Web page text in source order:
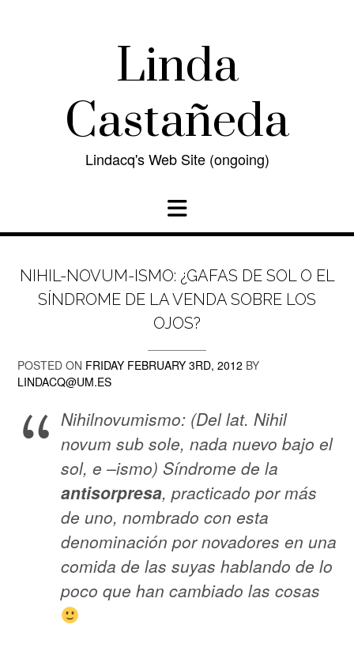
Linda
Castañeda
Lindacq's Web Site (ongoing)
NIHIL-NOVUM-ISMO: ¿GAFAS DE SOL O EL
SÍNDROME DE LA VENDA SOBRE LOS
OJOS?
POSTED ON FRIDAY FEBRUARY 3RD, 2012 BY
LINDACQ@UM.ES
Nihilnovumismo: (Del lat. Nihil
novum sub sole, nada nuevo bajo el
sol, e –ismo) Síndrome de la
antisorpresa, practicado por más
de uno, nombrado con esta
denominación por novadores en una
comida de las suyas hablando de lo
poco que han cambiado las cosas